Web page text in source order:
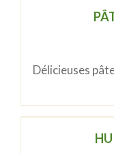
Délicieuses